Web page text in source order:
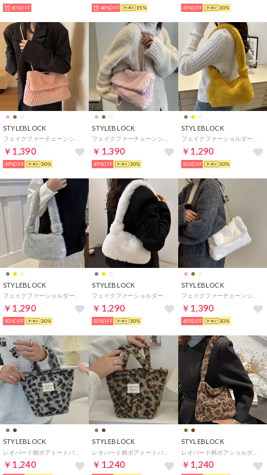
60%OFF 48%OFF 15% 49%OFF 30%
STYLEBLOCK
フェイクファーチェーンショルダーバッグ （ダークピンク）
￥1,390
49%OFF 30%
STYLEBLOCK
フェイクファーチェーンショルダーバッグ （ライトピンク）
￥1,390
49%OFF 30%
STYLEBLOCK
フェイクファーショルダーバッグ （イエロー）
￥1,290
50%OFF 30%
STYLEBLOCK
￥1,290
50%OFF 30%
STYLEBLOCK
￥1,290
50%OFF 30%
STYLEBLOCK
￥1,390
49%OFF 30%
STYLEBLOCK
￥1,240
STYLEBLOCK
￥1,240
STYLEBLOCK
レオパード柄ボアショルダーバッグ （ブラウン）
￥1,240